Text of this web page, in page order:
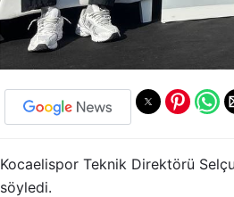
Kocaelispor Teknik Direktörü
söyledi.